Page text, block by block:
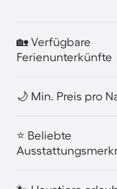
🏡 Verfügbare
Ferienunterkünfte
🌙 Min. Preis pro
⭐ Beliebte